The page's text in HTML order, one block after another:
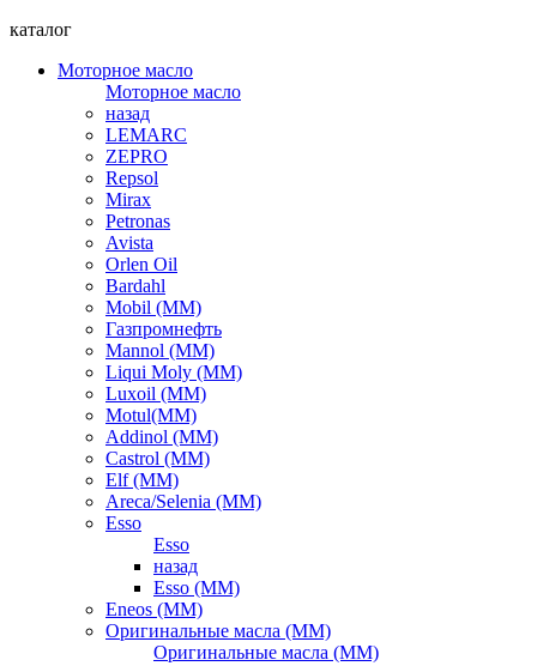
каталог
Моторное масло
Моторное масло
назад
LEMARC
ZEPRO
Repsol
Mirax
Petronas
Avista
Orlen Oil
Bardahl
Mobil (ММ)
Газпромнефть
Mannol (ММ)
Liqui Moly (ММ)
Luxoil (ММ)
Motul(ММ)
Addinol (ММ)
Castrol (ММ)
Elf (ММ)
Areca/Selenia (ММ)
Esso
Esso
назад
Esso (ММ)
Eneos (ММ)
Оригинальные масла (ММ)
Оригинальные масла (ММ)